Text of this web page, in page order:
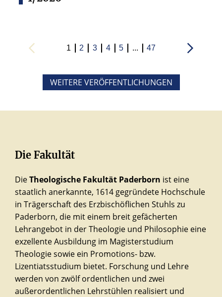
1 2 3 4 5 ... 47
WEITERE VERÖFFENTLICHUNGEN
Die Fakultät
DieTheologische Fakultät Paderborn ist eine
staatlich anerkannte, 1614 gegründete Hochschule
in Trägerschaft des Erzbischöflichen Stuhls zu
Paderborn, die mit einem breit gefächerten
Lehrangebot in der Theologie und Philosophie eine
exzellente Ausbildung im Magisterstudium
Theologie sowie ein Promotions- bzw.
Lizentiatsstudium bietet. Forschung und Lehre
werden von zwölf ordentlichen und zwei
außerordentlichen Lehrstühlen realisiert und